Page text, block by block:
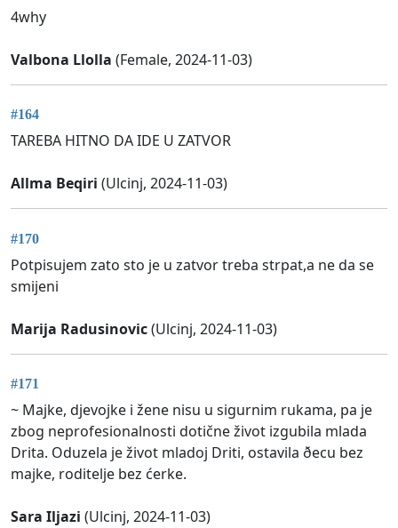
4why
Valbona Llolla (Female, 2024-11-03)
#164
TAREBA HITNO DA IDE U ZATVOR
Allma Beqiri (Ulcinj, 2024-11-03)
#170
Potpisujem zato sto je u zatvor treba strpat,a ne da se
smijeni
Marija Radusinovic(Ulcinj, 2024-11-03)
#171
~ Majke, djevojke i žene nisu u sigurnim rukama, pa je
zbog neprofesionalnosti dotične život izgubila mlada
Drita. Oduzela je život mladoj Driti, ostavila ðecu bez
majke, roditelje bez ćerke.
Sara Iljazi (Ulcinj, 2024-11-03)